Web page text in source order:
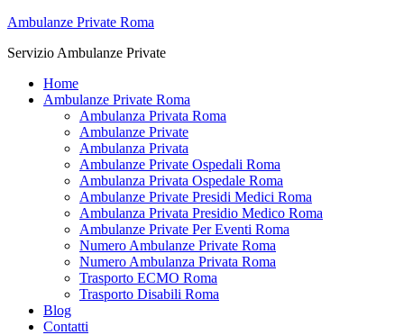
Ambulanze Private Roma
Servizio Ambulanze Private
Home
Ambulanze Private Roma
Ambulanza Privata Roma
Ambulanze Private
Ambulanza Privata
Ambulanze Private Ospedali Roma
Ambulanza Privata Ospedale Roma
Ambulanze Private Presidi Medici Roma
Ambulanza Privata Presidio Medico Roma
Ambulanze Private Per Eventi Roma
Numero Ambulanze Private Roma
Numero Ambulanza Privata Roma
Trasporto ECMO Roma
Trasporto Disabili Roma
Blog
Contatti